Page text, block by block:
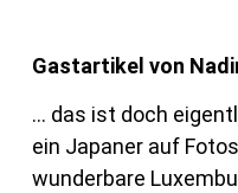
Gastartikel von
… das ist doch
ein Japaner auf
wunderbare